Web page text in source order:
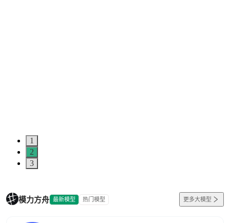
1
2
3
模力方舟 最新模型 热门模型 更多大模型